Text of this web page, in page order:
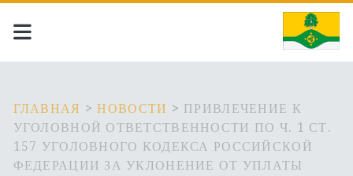
ГЛАВНАЯ >НОВОСТИ > ПРИВЛЕЧЕНИЕ К
УГОЛОВНОЙ ОТВЕТСТВЕННОСТИ ПО Ч. 1 СТ.
157 УГОЛОВНОГО КОДЕКСА РОССИЙСКОЙ
ФЕДЕРАЦИИ ЗА УКЛОНЕНИЕ ОТ УПЛАТЫ